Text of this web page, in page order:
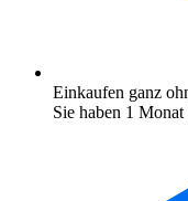
Einkaufen ganz
Sie haben 1